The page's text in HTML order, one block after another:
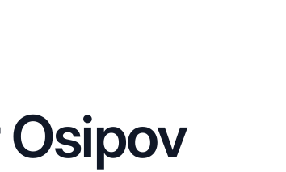
Osipov